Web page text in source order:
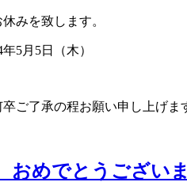
みを致します。
5月5日（木）
ご了承の程お願い申し上げま
めでとうございま